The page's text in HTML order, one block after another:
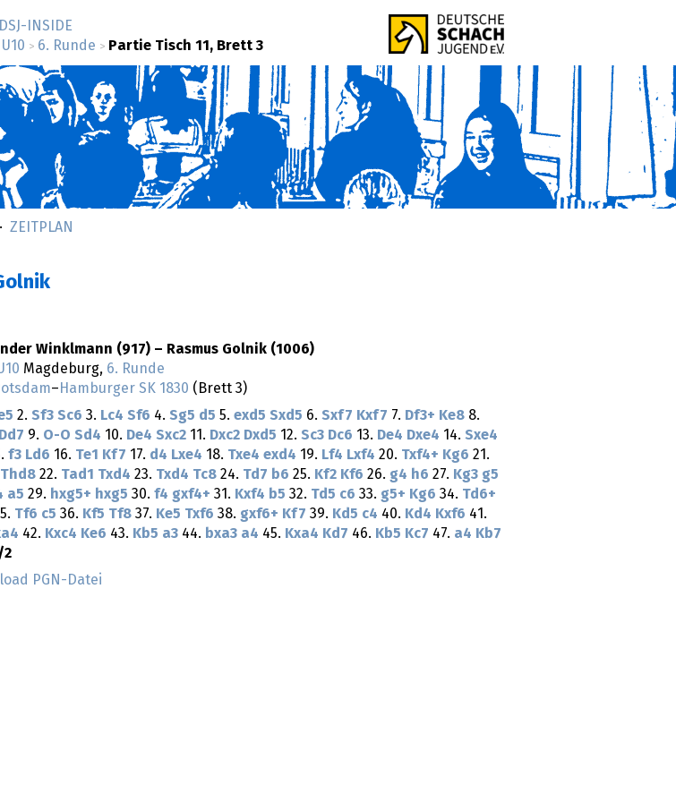
DSJ-­INSIDE
> 6. Runde > Partie Tisch 11, Brett 3
ZEITPLAN
Winklmann (917) – Rasmus Golnik (1006)
Magdeburg, 6. Runde
– Hamburger SK 1830 (Brett 3)
2. Sf3 Sc6 3. Lc4 Sf6 4. Sg5 d5 5. exd5 Sxd5 6. Sxf7 Kxf7 7. Df3+ Ke8 8.
Dd7 9. O-O Sd4 10. De4 Sxc2 11. Dxc2 Dxd5 12. Sc3 Dc6 13. De4 Dxe4 14. Sxe4
f3 Ld6 16. Te1 Kf7 17. d4 Lxe4 18. Txe4 exd4 19. Lf4 Lxf4 20. Txf4+ Kg6 21.
Thd8 22. Tad1 Txd4 23. Txd4 Tc8 24. Td7 b6 25. Kf2 Kf6 26. g4 h6 27. Kg3 g5
a5 29. hxg5+ hxg5 30. f4 gxf4+ 31. Kxf4 b5 32. Td5 c6 33. g5+ Kg6 34. Td6+
Tf6 c5 36. Kf5 Tf8 37. Ke5 Txf6 38. gxf6+ Kf7 39. Kd5 c4 40. Kd4 Kxf6 41.
42. Kxc4 Ke6 43. Kb5 a3 44. bxa3 a4 45. Kxa4 Kd7 46. Kb5 Kc7 47. a4 Kb7
2
PGN-Datei